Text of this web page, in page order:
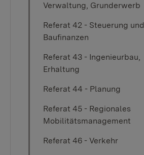
Verwaltung, Grunderwerb
Referat 42 - Steuerung und
Baufinanzen
Referat 43 - Ingenieurbau,
Erhaltung
Referat 44 - Planung
Referat 45 - Regionales
Mobilitätsmanagement
Referat 46 - Verkehr